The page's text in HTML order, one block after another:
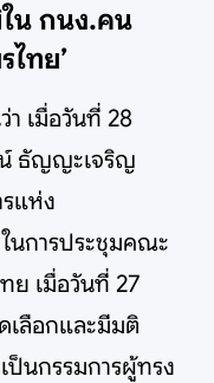
น กนง.คน
ไทย’
า เมื่อวันที่ 28
ธัญญะเจริญ
แห่ง
นการประชุมคณะ
ย เมื่อวันที่ 27
เลือกและมีมติ
นกรรมการผู้ทรง